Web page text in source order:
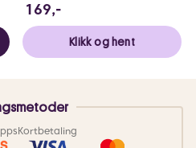
169,-
Klikk og hent
Kortbetaling